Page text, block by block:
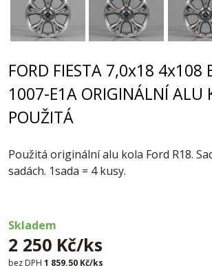
FORD FIESTA 7,0x18 4x108
1007-E1A ORIGINÁLNÍ ALU
POUŽITÁ
Použitá originální alu kola Ford R18.
sadách. 1sada = 4 kusy.
Skladem
2 250 Kč/ks
bez DPH 1 859.50 Kč/ks